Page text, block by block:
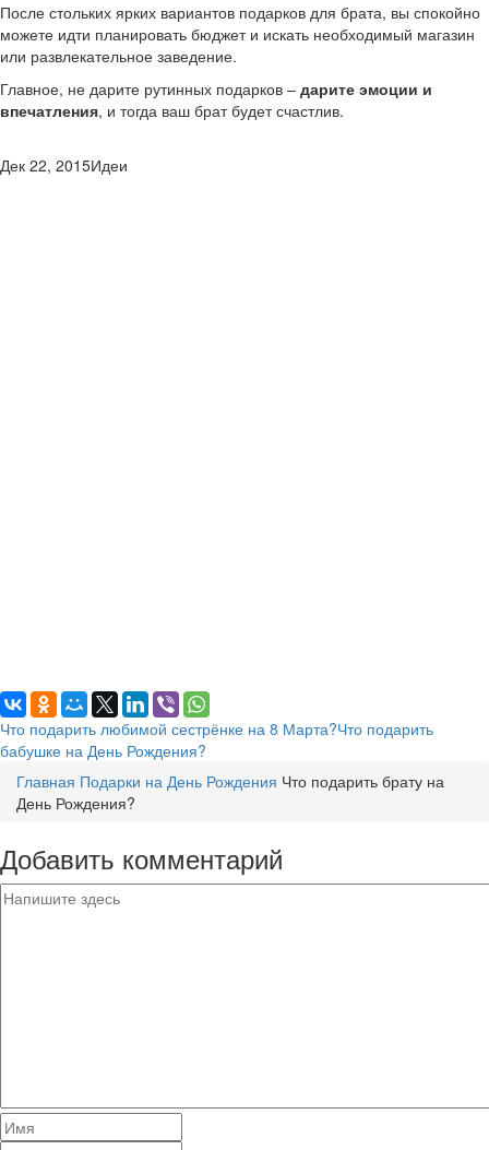
После стольких ярких вариантов подарков для брата, вы спокойно
можете идти планировать бюджет и искать необходимый магазин
или развлекательное заведение.
Главное, не дарите рутинных подарков – дарите эмоции и
впечатления, и тогда ваш брат будет счастлив.
Дек 22, 2015Идеи
Что подарить любимой сестрёнке на 8 Марта?Что подарить
бабушке на День Рождения?
Главная Подарки на День Рождения Что подарить брату на
День Рождения?
Добавить комментарий